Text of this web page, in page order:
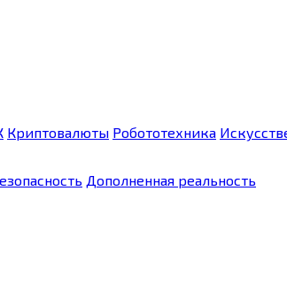
Криптовалюты Робототехника
Дополненная реальность